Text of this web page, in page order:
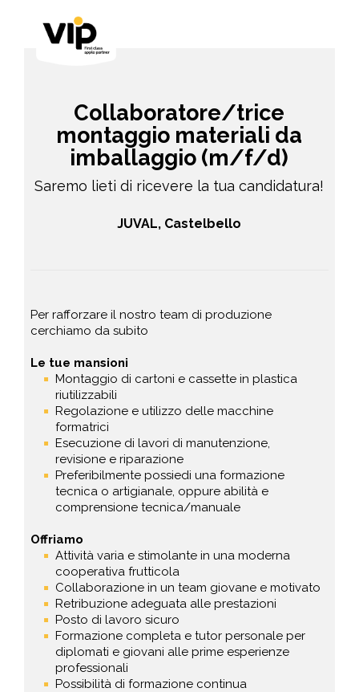
Collaboratore/trice
montaggio materiali da
imballaggio (m/f/d)
Saremo lieti di ricevere la tua candidatura!
JUVAL, Castelbello
Per rafforzare il nostro team di produzione
cerchiamo da subito
Le tue mansioni
Montaggio di cartoni e cassette in plastica
riutilizzabili
Regolazione e utilizzo delle macchine
formatrici
Esecuzione di lavori di manutenzione,
revisione e riparazione
Preferibilmente possiedi una formazione
tecnica o artigianale, oppure abilità e
comprensione tecnica/manuale
Offriamo
Attività varia e stimolante in una moderna
cooperativa frutticola
Collaborazione in un team giovane e motivato
Retribuzione adeguata alle prestazioni
Posto di lavoro sicuro
Formazione completa e tutor personale per
diplomati e giovani alle prime esperienze
professionali
Possibilità di formazione continua